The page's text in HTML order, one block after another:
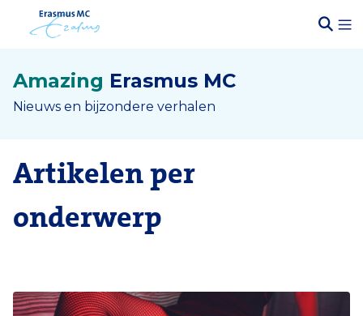
Amazing Erasmus MC
Nieuws en bijzondere verhalen
Artikelen per
onderwerp